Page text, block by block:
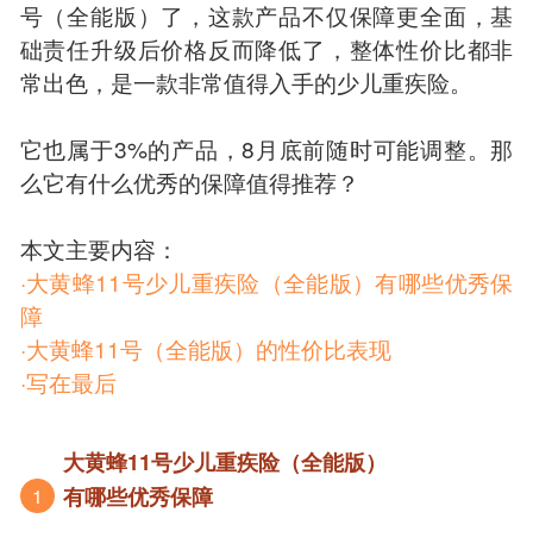
号（全能版）了，这款产品不仅保障更全面，基
础责任升级后价格反而降低了，整体性价比都非
常出色，是一款非常值得入手的少儿重疾险。
它也属于3%的产品，8月底前随时可能调整。那
么它有什么优秀的保障值得推荐？
本文主要内容：
·大黄蜂11号少儿重疾险（全能版）有哪些优秀保
障
·大黄蜂11号（全能版）的性价比表现
·写在最后
1
大黄蜂11号少儿重疾险（全能版）
有哪些优秀保障